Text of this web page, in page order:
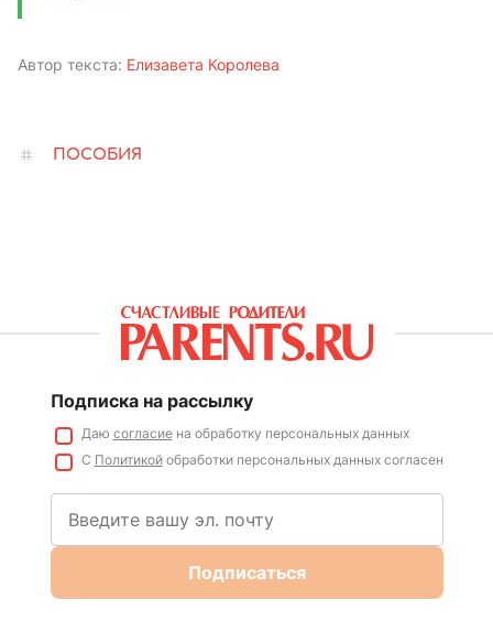
Автор текста: Елизавета Королева
ПОСОБИЯ
Подписка на рассылку
Даю согласиена обработку персональных данных
С Политикойобработки персональных данных согласен
Подписаться